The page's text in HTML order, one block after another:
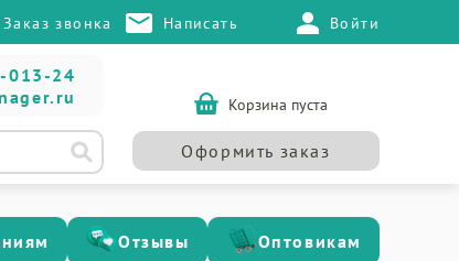
Заказ звонка Написать Войти
013-24
Корзина пуста
Оформить заказ
Отзывы Оптовикам